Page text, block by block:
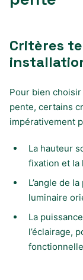
Critères
Pour bien
pente, certains
impérativement
La hauteur
fixation et la
L’angle de
luminaire
La
l’éclairage,